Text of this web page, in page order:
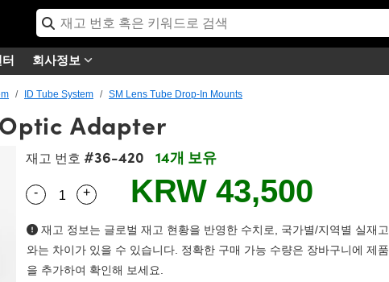
회사정보
ID Tube System SM Lens Tube Drop-In Mounts
Optic Adapter
재고 번호 #36-420 14개 보유
Quantity Selector
- Use the plus and minus buttons to adjust the quantity.
+ KRW 43,500
재고 정보는 글로벌 재고 현황을 반영한 수치로, 국가별/지역별 실재고
와는 차이가 있을 수 있습니다. 정확한 구매 가능 수량은 장바구니에 제품
을 추가하여 확인해 보세요.